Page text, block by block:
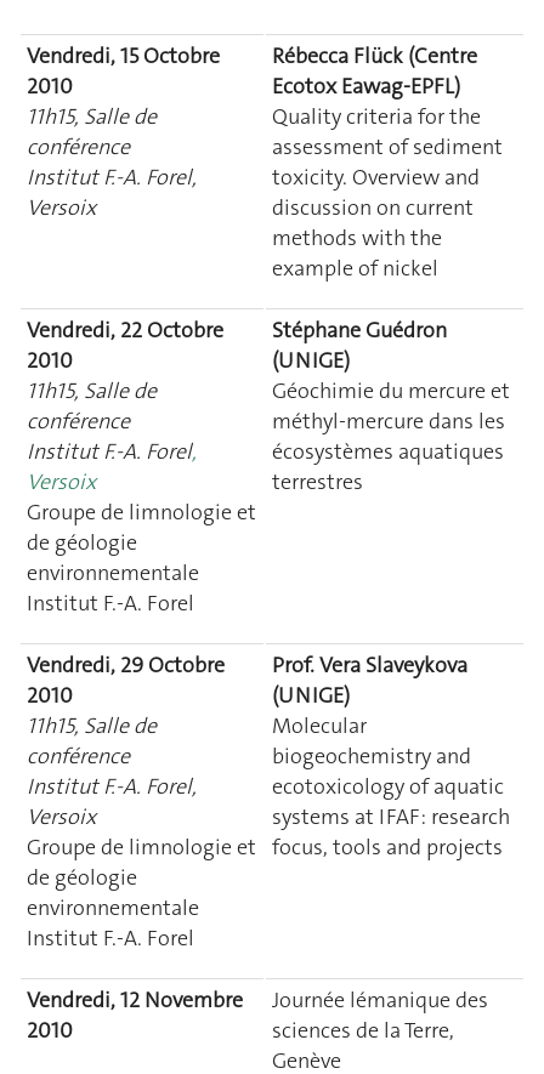
Vendredi, 15 Octobre
2010
11h15, Salle de
conférence
Institut F.-A. Forel,
Versoix
Rébecca Flück (Centre
Ecotox Eawag-EPFL)
Quality criteria for the
assessment of sediment
toxicity. Overview and
discussion on current
methods with the
example of nickel
Vendredi, 22 Octobre
2010
11h15, Salle de
conférence
Institut F.-A. Forel,
Versoix
Groupe de limnologie et
de géologie
environnementale
Institut F.-A. Forel
Stéphane Guédron
(UNIGE)
Géochimie du mercure et
méthyl-mercure dans les
écosystèmes aquatiques
terrestres
Vendredi, 29 Octobre
2010
11h15, Salle de
conférence
Institut F.-A. Forel,
Versoix
Groupe de limnologie et
de géologie
environnementale
Institut F.-A. Forel
Prof. Vera Slaveykova
(UNIGE)
Molecular
biogeochemistry and
ecotoxicology of aquatic
systems at IFAF: research
focus, tools and projects
Vendredi, 12 Novembre
2010
Journée lémanique des
sciences de la Terre,
Genève